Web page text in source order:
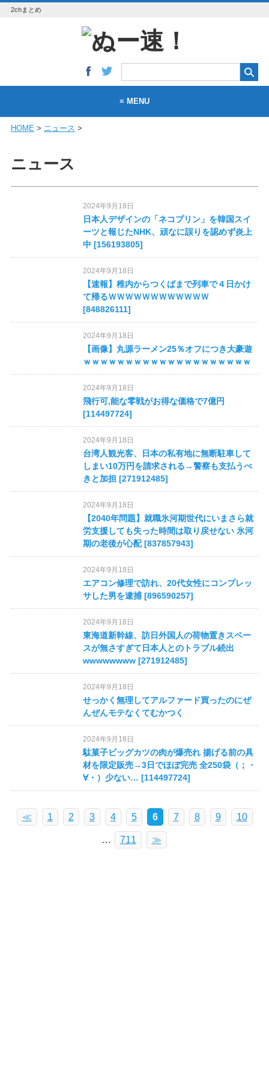
2chまとめ
≡ MENU
VIP+
なんJ
芸スポ
アニメ
ゲーム
当サイトについて
プライバシーポリシー
お問い合わせ
HOME> ニュース >
ニュース
2024年9月18日
日本人デザインの「ネコプリン」を韓国スイ
ーツと報じたNHK、頑なに誤りを認めず炎上
中 [156193805]
2024年9月18日
【速報】稚内からつくばまで列車で４日かけ
て帰るＷＷＷＷＷＷＷＷＷＷＷＷ
[848826111]
2024年9月18日
【画像】丸源ラーメン25％オフにつき大豪遊
ｗｗｗｗｗｗｗｗｗｗｗｗｗｗｗｗｗｗｗｗ
2024年9月18日
飛行可,能な零戦がお得な価格で7億円
[114497724]
2024年9月18日
台湾人観光客、日本の私有地に無断駐車して
しまい10万円を請求される→警察も支払うべ
きと加担 [271912485]
2024年9月18日
【2040年問題】就職氷河期世代にいまさら就
労支援しても失った時間は取り戻せない 氷河
期の老後が心配 [837857943]
2024年9月18日
エアコン修理で訪れ、20代女性にコンプレッ
サした男を逮捕 [896590257]
2024年9月18日
東海道新幹線、訪日外国人の荷物置きスペー
スが無さすぎて日本人とのトラブル続出
wwwwwwww [271912485]
2024年9月18日
せっかく無理してアルファード買ったのにぜ
んぜんモテなくてむかつく
2024年9月18日
駄菓子ビッグカツの肉が爆売れ 揚げる前の具
材を限定販売→3日でほぼ完売 全250袋（；・
∀・）少ない… [114497724]
≪ 1 2 3 4 5 6 7 8 9 10
… 711 ≫